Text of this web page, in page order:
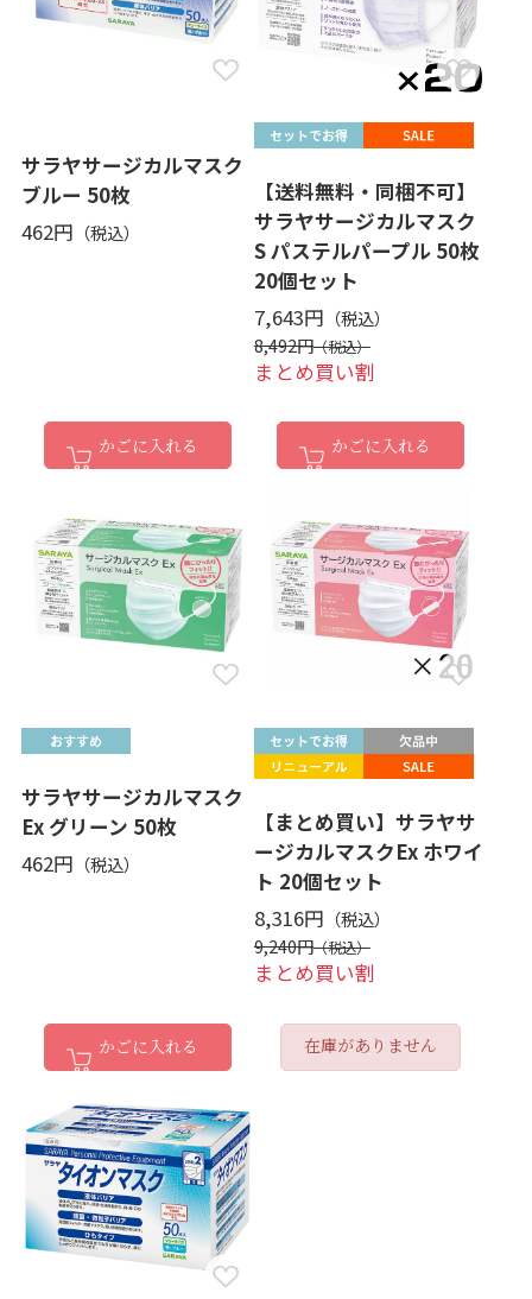
サラヤサージカルマスク
ブルー 50枚
462円
かごに入れる
【送料無料・同梱不可】
サラヤサージカルマスク
S パステルパープル 50枚
20個セット
7,643円
8,492円
まとめ買い割
かごに入れる
サラヤサージカルマスク
Ex グリーン 50枚
462円
かごに入れる
【まとめ買い】サラヤサ
ージカルマスクEx ホワイ
ト 20個セット
8,316円
9,240円
まとめ買い割
在庫がありません